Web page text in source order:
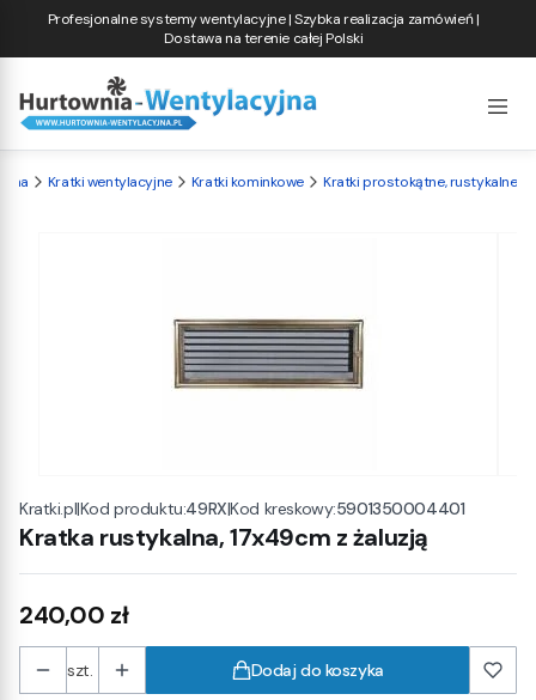
Profesjonalne systemy wentylacyjne | Szybka realizacja zamówień |
Dostawa na terenie całej Polski
Kratki wentylacyjne Kratki kominkowe Kratki prostokątne, rustykalne
Kratki.pl|Kod produktu:49RX|Kod kreskowy:5901350004401
Kratka rustykalna, 17x49cm z żaluzją
Cena
240,00 zł
szt. Dodaj do koszyka